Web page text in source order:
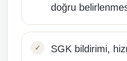
doğru
SGK bildirimi,